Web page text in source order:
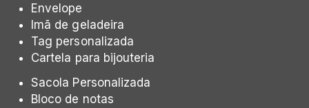
Envelope
Imã de geladeira
Tag personalizada
Cartela para bijouteria
Sacola Personalizada
Bloco de notas